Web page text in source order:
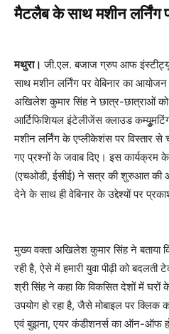
मैटलैब के साथ मशीन लर्निंग
मथुरा। जी.एल. बजाज ग्रुप आफ
साथ मशीन लर्निंग पर वेबिनार का आयोजन
अखिलेश कुमार सिंह ने छात्र-छात्राओं को
आर्टिफिशियल इंटेलीजेंस क्लाउड
मशीन लर्निंग के एप्लीकेशंस पर विस्तार से
गए प्रश्नों के जवाब दिए। इस कार्यक्रम
(एचओडी, ईसीई) ने सत्र की शुरुआत की
देने के साथ ही वेबिनार के उद्देश्यों पर
मुख्य वक्ता अखिलेश कुमार सिंह ने बताया
रही है, ऐसे में हमारी युवा पीढ़ी को बदलती
श्री सिंह ने कहा कि विकसित देशों में घरों
उपयोग हो रहा है, जैसे मोबाइल पर
एवं बुझना, एयर कंडीशनर्स का ऑन-ऑफ